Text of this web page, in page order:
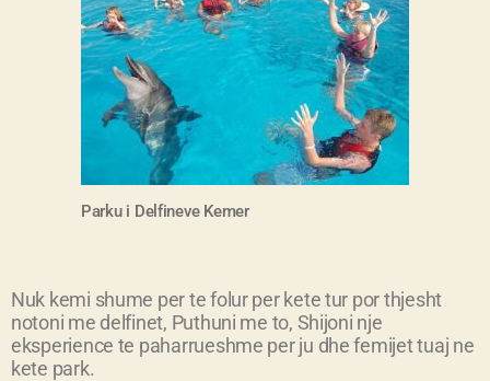
Parku i Delfineve Kemer
Nuk kemi shume per te folur per kete tur por thjesht
notoni me delfinet, Puthuni me to, Shijoni nje
eksperience te paharrueshme per ju dhe femijet tuaj ne
kete park.